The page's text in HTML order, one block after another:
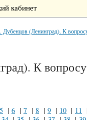
кабинет
(Ленинград). К
К
5 | 6 | 7 | 8 | 9 | 10 | 11